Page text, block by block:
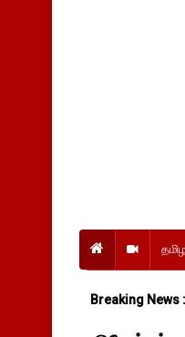
Breaking News :